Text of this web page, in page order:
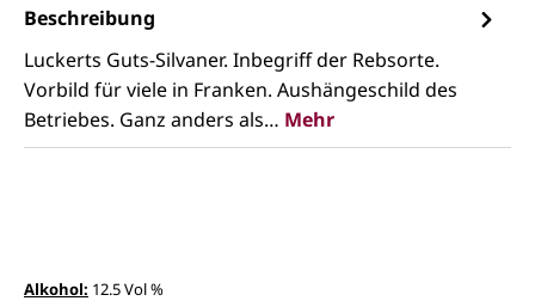
Beschreibung
Luckerts Guts-Silvaner. Inbegriff der Rebsorte.
Vorbild für viele in Franken. Aushängeschild des
Betriebes. Ganz anders als… Mehr
Alkohol: 12.5 Vol %